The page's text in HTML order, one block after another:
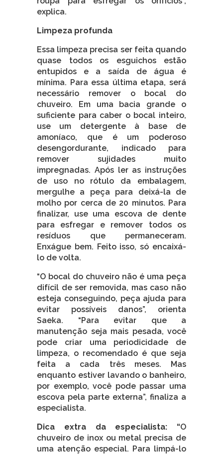
explica.
Limpeza profunda
Essa limpeza precisa ser feita quando
quase todos os esguichos estão
entupidos e a saída de água é
mínima. Para essa última etapa, será
necessário remover o bocal do
chuveiro. Em uma bacia grande o
suficiente para caber o bocal inteiro,
use um detergente à base de
amoníaco, que é um poderoso
desengordurante, indicado para
remover sujidades muito
impregnadas. Após ler as instruções
de uso no rótulo da embalagem,
mergulhe a peça para deixá-la de
molho por cerca de 20 minutos. Para
finalizar, use uma escova de dente
para esfregar e remover todos os
resíduos que permaneceram.
Enxágue bem. Feito isso, só encaixá-
lo de volta.
“O bocal do chuveiro não é uma peça
difícil de ser removida, mas caso não
esteja conseguindo, peça ajuda para
evitar possíveis danos”, orienta
Saeka. “Para evitar que a
manutenção seja mais pesada, você
pode criar uma periodicidade de
limpeza, o recomendado é que seja
feita a cada três meses. Mas
enquanto estiver lavando o banheiro,
por exemplo, você pode passar uma
escova pela parte externa”, finaliza a
especialista.
Dica extra da especialista: “O
chuveiro de inox ou metal precisa de
uma atenção especial. Para limpá-lo